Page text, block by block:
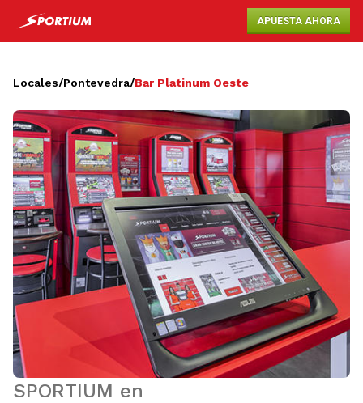
APUESTA AHORA
Locales/Pontevedra/Bar Platinum Oeste
SPORTIUM en